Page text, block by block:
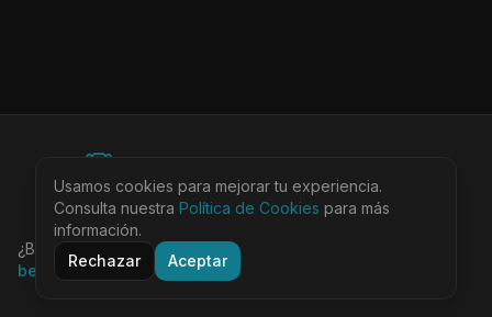
©
Ciudades LocalesAgenda TiendaMás
Aviso LegalPrivacidad CookiesTérminos
¿Buscas la guía completa de Barcelona?
bearinbcn.com
Usamos cookies para mejorar tu experiencia.
Consulta nuestra Política de Cookies para más
información.
Rechazar
Aceptar